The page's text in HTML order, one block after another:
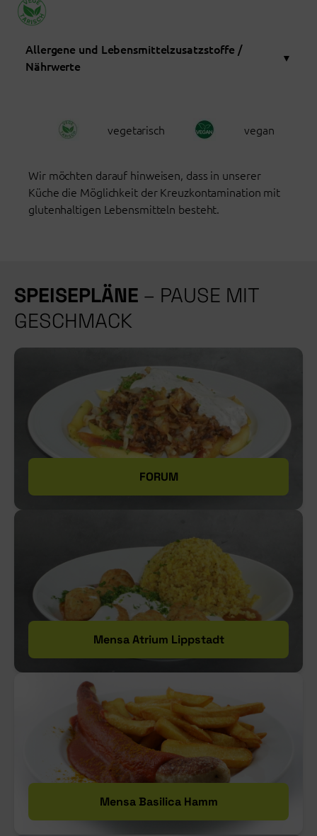
Allergene und Lebensmittelzusatzstoffe /
Nährwerte
▼
Milch und Milcherzeugnisse (einschließlich Lactose)
NÄHRWERTE
Brennwert=922 kJ (220 kcal)
Kohlenhydrate=33,3g
davon Zucker=32,2g
vegetarisch vegan
Wir möchten darauf hinweisen, dass in unserer
Küche die Möglichkeit der Kreuzkontamination mit
glutenhaltigen Lebensmitteln besteht.
SPEISEPLÄNE – PAUSE MIT
GESCHMACK
FORUM
Mensa Atrium Lippstadt
Mensa Basilica Hamm